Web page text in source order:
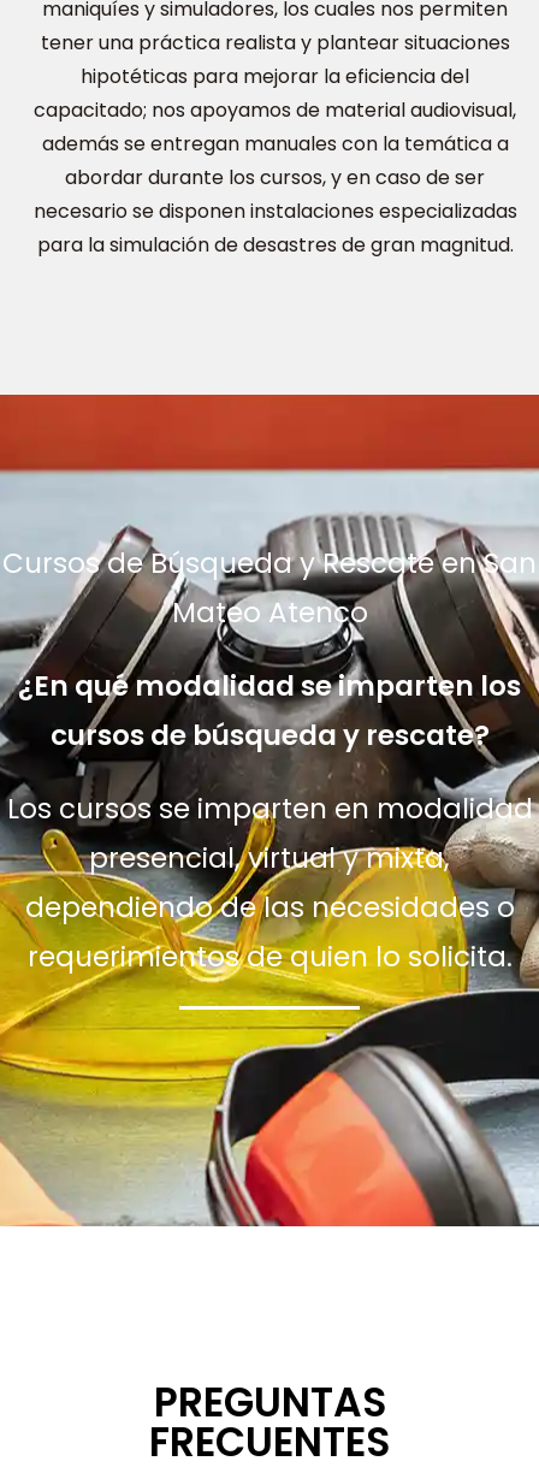
maniquíes y simuladores, los cuales nos permiten
tener una práctica realista y plantear situaciones
hipotéticas para mejorar la eficiencia del
capacitado; nos apoyamos de material audiovisual,
además se entregan manuales con la temática a
abordar durante los cursos, y en caso de ser
necesario se disponen instalaciones especializadas
para la simulación de desastres de gran magnitud.
Cursos de Búsqueda y Rescate en San
Mateo Atenco
¿En qué modalidad se imparten los
cursos de búsqueda y rescate?
Los cursos se imparten en modalidad
presencial, virtual y mixta,
dependiendo de las necesidades o
requerimientos de quien lo solicita.
PREGUNTAS
FRECUENTES